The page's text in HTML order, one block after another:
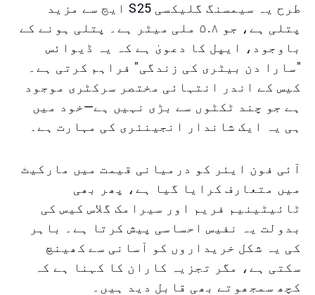
طرح یہ سیمسنگ گلیکسی S25 ایج سے مزید
پتلی ہے، جو ۵.۸ ملی میٹر ہے۔ پتلی ہونے کے
باوجود، ایپل کا دعویٰ ہے کہ یہ ڈیوائس
"سارا دن بیٹری کی زندگی" فراہم کرتی ہے۔
کیس کے اندر انتہائی مختصر سرکٹری موجود
ہے جو چند ٹکٹوں سے بڑی نہیں ہے—خود میں
ہی یہ ایک شاندار انجینئری کی مہارت ہے۔
آئی فون ایئر کو درمیانی قیمت میں مارکیٹ
میں متعارف کرایا گیا ہے، پھر بھی
ٹائیٹینیم فریم اور سیرامک گلاس کیس کی
بدولت یہ نفیس احساسی پیش کرتا ہے۔ باہر
کی یہ شکل خریداروں کو آسانی سے کھینچ
سکتی ہے، مگر تجزیہ کاران کا کہنا ہے کہ
کچھ سمجھوتے بھی قابل دید ہیں۔